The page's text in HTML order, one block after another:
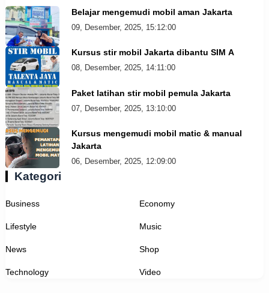
Belajar mengemudi mobil aman Jakarta
09, Desember, 2025, 15:12:00
Kursus stir mobil Jakarta dibantu SIM A
08, Desember, 2025, 14:11:00
Paket latihan stir mobil pemula Jakarta
07, Desember, 2025, 13:10:00
Kursus mengemudi mobil matic & manual
Jakarta
06, Desember, 2025, 12:09:00
Kategori
Business Economy
Lifestyle Music
News Shop
Technology Video